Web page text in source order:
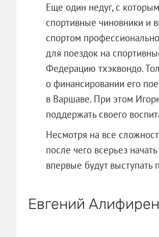
Еще один недуг, с
спортивные чиновники и
спортом
для поездок на
Федерацию тхэквондо.
о финансировании его
в Варшаве. При этом
поддержать своего
Несмотря на все
после чего всерьез
впервые будут выступать
Евгений